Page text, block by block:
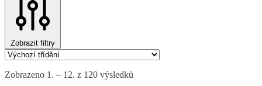
Zobrazit filtry
Zobrazeno 1. – 12. z 120 výsledků